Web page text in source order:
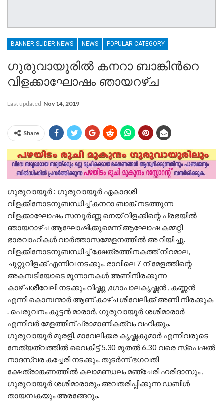
BANNER SLIDER NEWS NEWS POPULAR CATEGORY
ഗുരുവായൂരില്‍ കനറാ ബാങ്കിന്‍റെ
വിളക്കാഘോഷം ഞായറഴ്ച
Last updated Nov 14, 2019
Share
ഗുരുവായൂര്‍ : ഗുരുവായൂർ ഏകാദശി
വിളക്കിനോടനുബന്ധിച്ച് കനറാ ബാങ്ക് നടത്തുന്ന
വിളക്കാഘോഷം സമ്പൂർണ്ണ നെയ് വിളക്കിന്റെ പ്രഭയിൽ
ഞായറാഴ്ച ആഘോഷിക്കുമെന്ന് ആഘോഷ കമ്മറ്റി
ഭാരവാഹികൾ വാർത്താസമ്മേളനത്തിൽ അ റിയിച്ചു.
വിളക്കിനോടനുബന്ധിച്ച് ക്ഷേത്രത്തിനകത്ത് നിറമാല,
ചുറ്റുവിളക്ക് എന്നിവ നടക്കും. രാവിലെ 7 ന് മേളത്തിന്റെ
അകമ്പടിയോടെ മൂന്നാനകള്‍ അണിനിരക്കുന്ന
കാഴ്ചശീവേലി നടക്കും വിഷ്ണു ,ഗോപാലകൃഷ്ണന്‍ , കണ്ണന്‍
എന്നീ കൊമ്പന്മാര്‍ ആണ് കാഴ്ച ശീവേലിക്ക് അണി നിരക്കുക
. പെരുവനം കുട്ടൻ മാരാർ, ഗുരുവായൂർ ശശിമാരാർ
എന്നിവർ മേളത്തിന് പ്രാമാണികത്വം വഹിക്കും.
ഗുരുവായൂർ മുരളി, മാവേലിക്കര കൃഷ്ണകുമാർ എന്നിവരുടെ
നേത്യത്വത്തിൽ വൈകീട്ട് 5.30 മുതൽ 6.30 വരെ സ്‌പെഷൽ
നാദസ്വര കച്ചേരി നടക്കും. തുടർന്ന് ഭഗവതി
ക്ഷേത്രാങ്കണത്തിൽ കലാമണ്ഡലം മഞ്ചേരി ഹരിദാസും ,
ഗുരുവായൂർ ശശിമാരാരും അവതരിപ്പിക്കുന്ന ഡബിൾ
തായമ്പകയും അരങ്ങേറും.